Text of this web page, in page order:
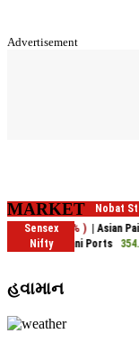
Advertisement
MARKET
હવામાન